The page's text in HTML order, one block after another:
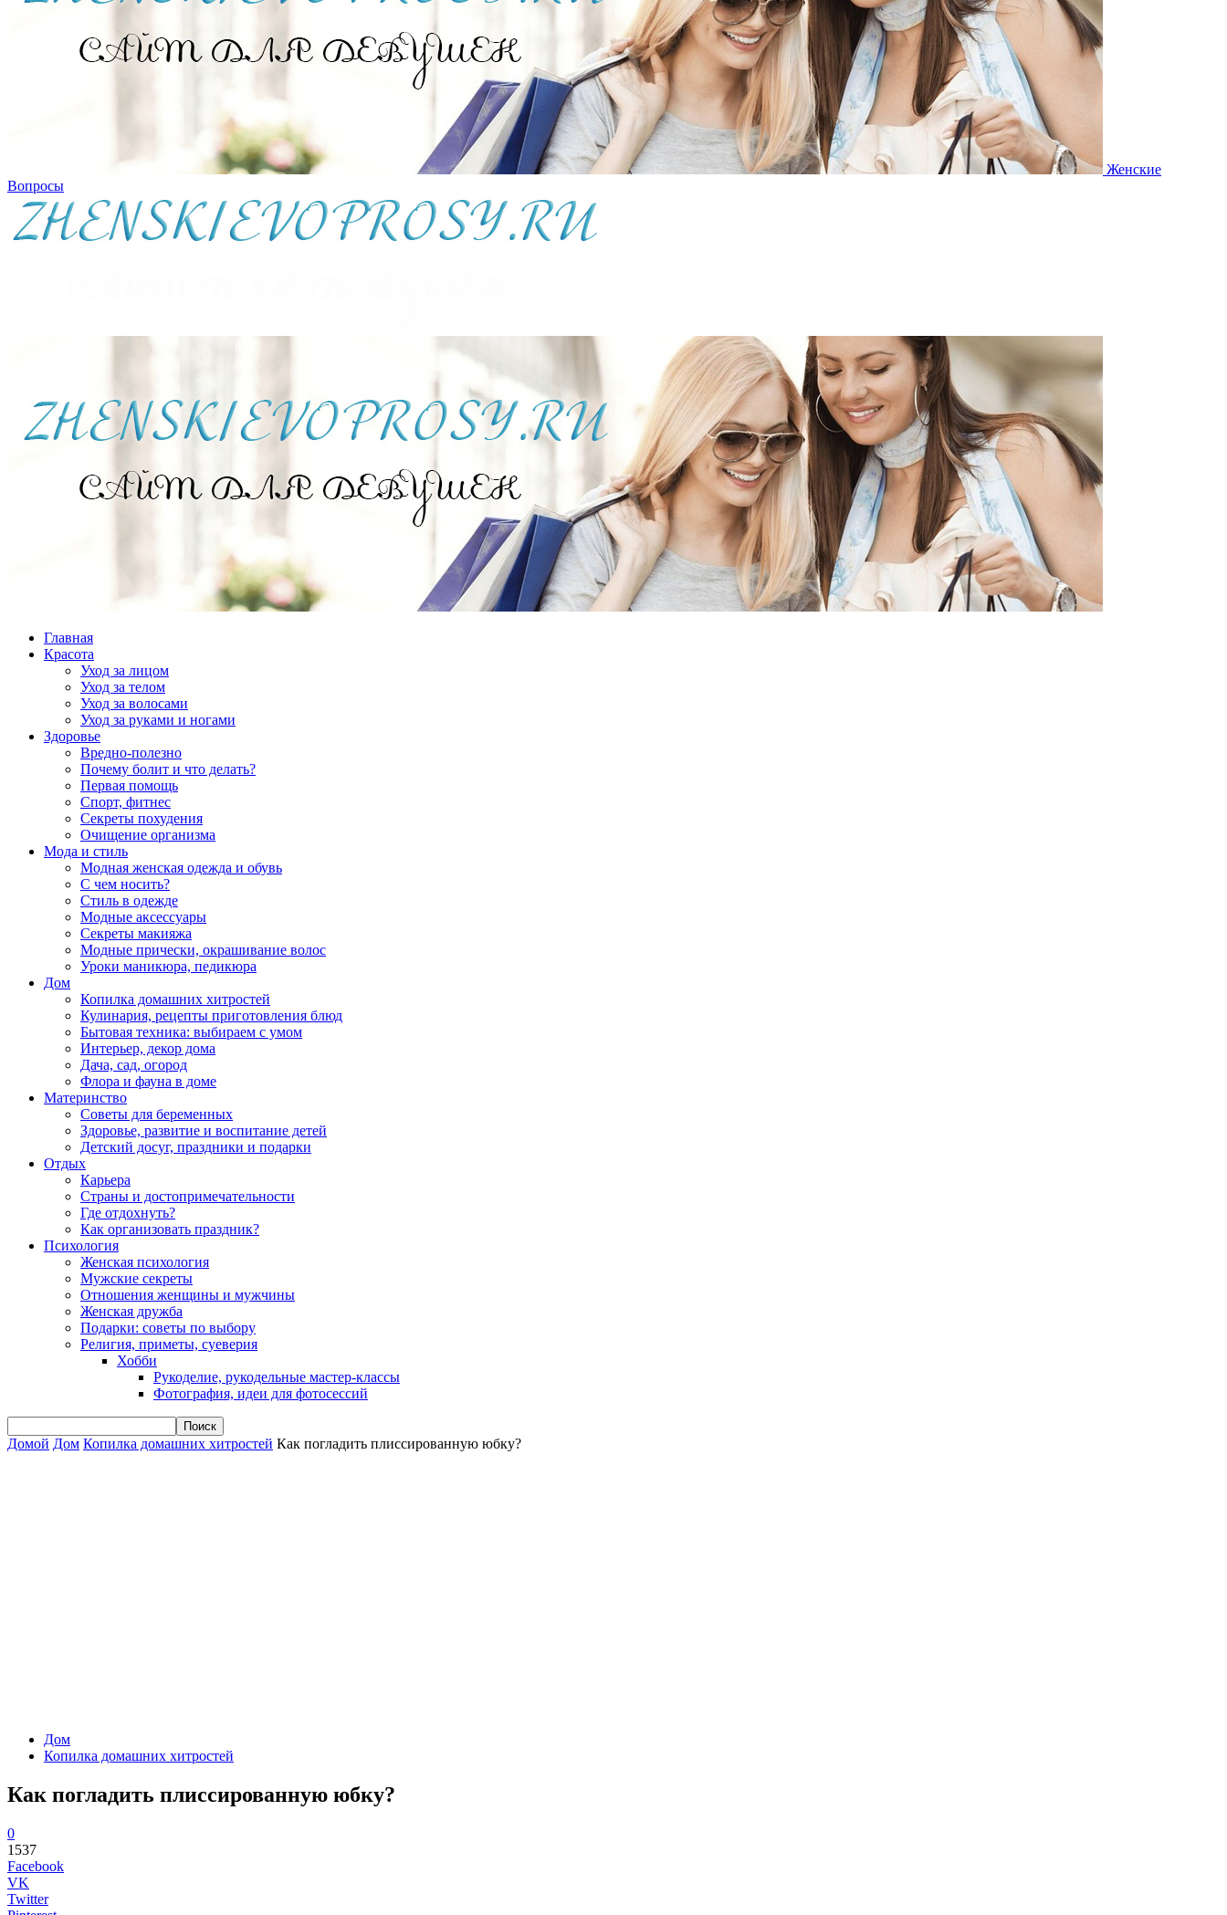
Женские
Вопросы
Главная
Красота
Уход за лицом
Уход за телом
Уход за волосами
Уход за руками и ногами
Здоровье
Вредно-полезно
Почему болит и что делать?
Первая помощь
Спорт, фитнес
Секреты похудения
Очищение организма
Мода и стиль
Модная женская одежда и обувь
С чем носить?
Стиль в одежде
Модные аксессуары
Секреты макияжа
Модные прически, окрашивание волос
Уроки маникюра, педикюра
Дом
Копилка домашних хитростей
Кулинария, рецепты приготовления блюд
Бытовая техника: выбираем с умом
Интерьер, декор дома
Дача, сад, огород
Флора и фауна в доме
Материнство
Советы для беременных
Здоровье, развитие и воспитание детей
Детский досуг, праздники и подарки
Отдых
Карьера
Страны и достопримечательности
Где отдохнуть?
Как организовать праздник?
Психология
Женская психология
Мужские секреты
Отношения женщины и мужчины
Женская дружба
Подарки: советы по выбору
Религия, приметы, суеверия
Хобби
Рукоделие, рукодельные мастер-классы
Фотография, идеи для фотосессий
Домой Дом Копилка домашних хитростей Как погладить плиссированную юбку?
Дом
Копилка домашних хитростей
Как погладить плиссированную юбку?
0
1537
Facebook
VK
Twitter